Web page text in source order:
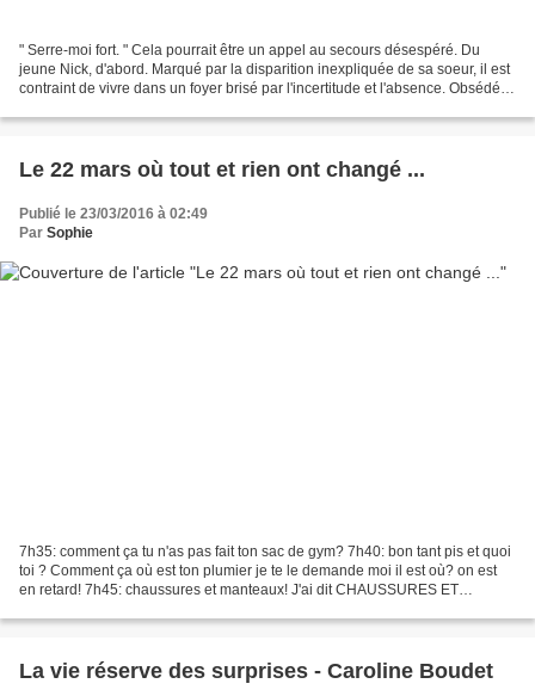
" Serre-moi fort. " Cela pourrait être un appel au secours désespéré. Du
jeune Nick, d'abord. Marqué par la disparition inexpliquée de sa soeur, il est
contraint de vivre dans un foyer brisé par l'incertitude et l'absence. Obsédés
Le 22 mars où tout et rien ont changé ...
Publié le 23/03/2016 à 02:49
Par Sophie
7h35: comment ça tu n'as pas fait ton sac de gym? 7h40: bon tant pis et quoi
toi ? Comment ça où est ton plumier je te le demande moi il est où? on est
en retard! 7h45: chaussures et manteaux! J'ai dit CHAUSSURES ET
La vie réserve des surprises - Caroline Boudet